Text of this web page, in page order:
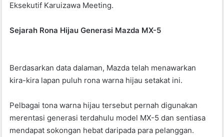
Eksekutif Karuizawa Meeting.
Sejarah Rona Hijau Generasi Mazda MX-5
Berdasarkan data dalaman, Mazda telah menawarkan
kira-kira lapan puluh rona warna hijau setakat ini.
Pelbagai tona warna hijau tersebut pernah digunakan
merentasi generasi terdahulu model MX-5 dan sentiasa
mendapat sokongan hebat daripada para pelanggan.